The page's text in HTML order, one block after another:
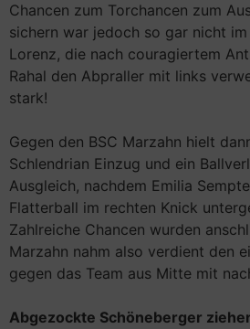
Chancen zum Torchancen zum
sichern war jedoch so gar nicht
Lorenz, die nach couragiertem
Rahal den Abpraller mit links
stark!
Gegen den BSC Marzahn hielt
Schlendrian Einzug und ein
Ausgleich, nachdem Emilia
Flatterball im rechten Knick
Zahlreiche Chancen wurden
Marzahn nahm also verdient den
gegen das Team aus Mitte mit
Abgezockte Schöneberger